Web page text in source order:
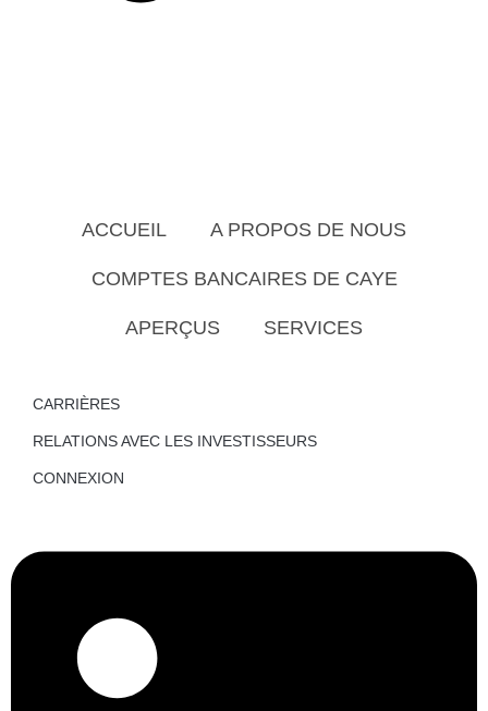
ACCUEIL A PROPOS DE NOUS
COMPTES BANCAIRES DE CAYE
APERÇUS SERVICES
CARRIÈRES
RELATIONS AVEC LES INVESTISSEURS
CONNEXION